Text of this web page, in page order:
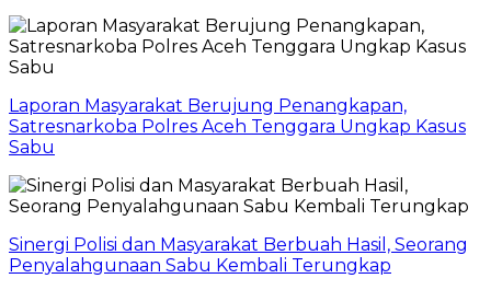
Laporan Masyarakat Berujung Penangkapan,
Satresnarkoba Polres Aceh Tenggara Ungkap Kasus
Sabu
Sinergi Polisi dan Masyarakat Berbuah Hasil, Seorang
Penyalahgunaan Sabu Kembali Terungkap